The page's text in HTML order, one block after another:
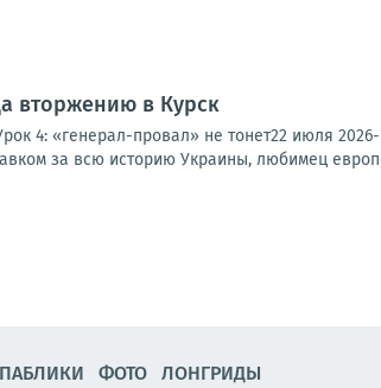
вторжению в Курск
4: «генерал-провал» не тонет22 июля
за всю историю Украины, любимец
ПАБЛИКИ ФОТО ЛОНГРИДЫ